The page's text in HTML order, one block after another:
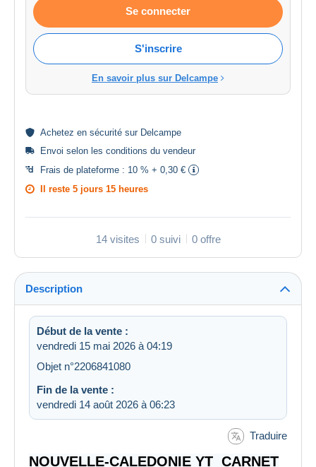
Se connecter
S'inscrire
En savoir plus sur Delcampe
Achetez en sécurité sur Delcampe
Envoi selon les conditions du vendeur
Frais de plateforme : 10 % + 0,30 €
Il reste 5 jours 15 heures
14 visites 0 suivi 0 offre
Description
Début de la vente :
vendredi 15 mai 2026 à 04:19
Objet n°2206841080
Fin de la vente :
vendredi 14 août 2026 à 06:23
Traduire
NOUVELLE-CALEDONIE YT CARNET